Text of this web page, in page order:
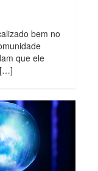
bem no
que ele
[…]